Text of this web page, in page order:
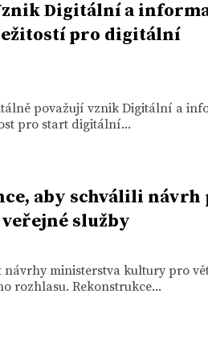
Digitální a
pro digitální
považují vznik Digitální a
pro start digitální...
aby schválili návrh
služby
ministerstva kultury pro
rozhlasu. Rekonstrukce...